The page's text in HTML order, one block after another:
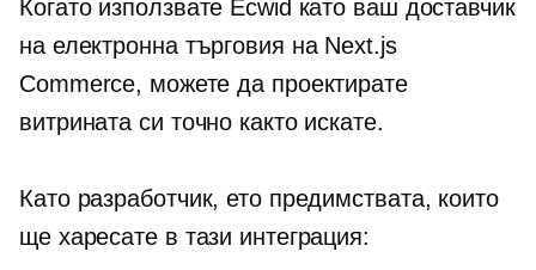
Когато използвате Ecwid като ваш доставчик
на електронна търговия на Next.js
Commerce, можете да проектирате
витрината си точно както искате.
Като разработчик, ето предимствата, които
ще харесате в тази интеграция: